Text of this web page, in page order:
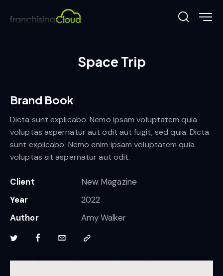
Space Trip
Brand Book
Dicta sunt explicabo. Nemo ipsam voluptatem quia
voluptas aspernatur aut odit aut fugit, sed quia. Dicta
sunt explicabo. Nemo enim ipsam voluptatem quia
voluptas sit aspernatur aut odit.
Client
New Magazine
Year
2022
Author
Amy Walker